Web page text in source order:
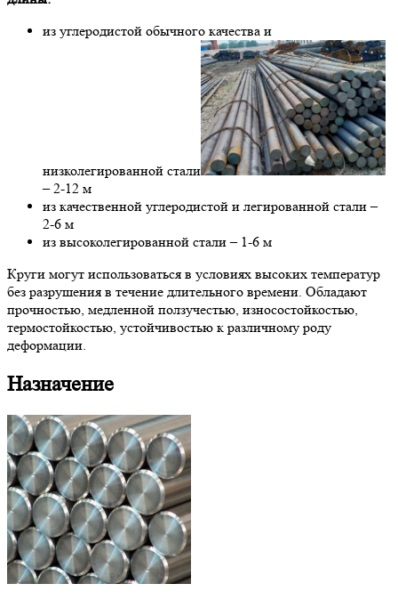
из углеродистой обычного качества и
низколегированной стали
– 2-12 м
из качественной углеродистой и легированной стали –
2-6 м
из высоколегированной стали – 1-6 м
Круги могут использоваться в условиях высоких температур
без разрушения в течение длительного времени. Обладают
прочностью, медленной ползучестью, износостойкостью,
термостойкостью, устойчивостью к различному роду
деформации.
Назначение